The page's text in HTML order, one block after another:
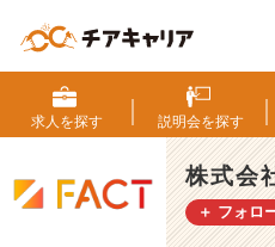
フ
ィ
ス
ス
ペ
ー
求人を探す 説明会を探す
株式会
＋ フォロ